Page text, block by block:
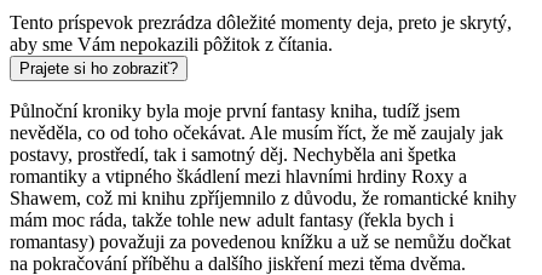
Tento príspevok prezrádza dôležité momenty deja, preto je skrytý,
aby sme Vám nepokazili pôžitok z čítania.
Prajete si ho zobraziť?
Půlnoční kroniky byla moje první fantasy kniha, tudíž jsem
nevěděla, co od toho očekávat. Ale musím říct, že mě zaujaly jak
postavy, prostředí, tak i samotný děj. Nechyběla ani špetka
romantiky a vtipného škádlení mezi hlavními hrdiny Roxy a
Shawem, což mi knihu zpříjemnilo z důvodu, že romantické knihy
mám moc ráda, takže tohle new adult fantasy (řekla bych i
romantasy) považuji za povedenou knížku a už se nemůžu dočkat
na pokračování příběhu a dalšího jiskření mezi těma dvěma.